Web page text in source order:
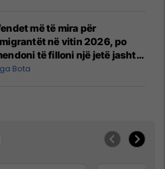
më të mira për
në vitin 2026, po
të filloni një jetë jashtë
Bota